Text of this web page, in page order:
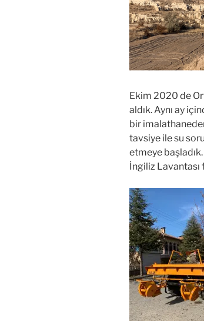
Ekim 2020 de
aldık. Aynı ay
bir
tavsiye ile su
etmeye
İngiliz Lavantası